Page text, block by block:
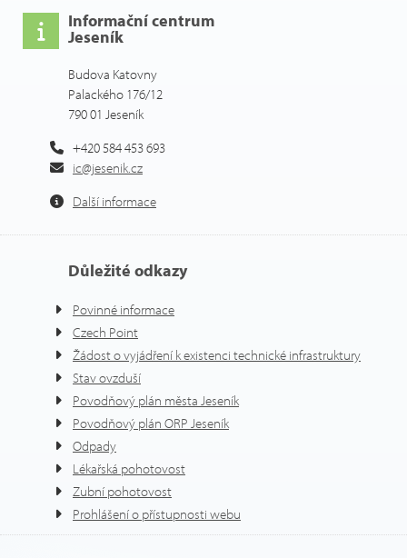
Informační centrum
Jeseník
Budova Katovny
Palackého 176/12
790 01 Jeseník
+420 584 453 693
ic@jesenik.cz
Další informace
Důležité odkazy
Povinné informace
Czech Point
Žádost o vyjádření k existenci technické infrastruktury
Stav ovzduší
Povodňový plán města Jeseník
Povodňový plán ORP Jeseník
Odpady
Lékařská pohotovost
Zubní pohotovost
Prohlášení o přístupnosti webu